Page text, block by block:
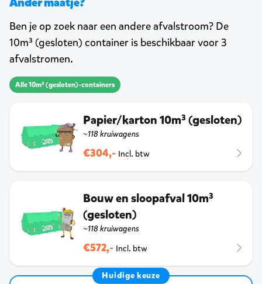
Ben je op zoek naar een andere afvalstroom? De
10m³ (gesloten) container is beschikbaar voor 3
afvalstromen.
Alle 10m³ (gesloten)-containers
Papier/karton 10m³ (gesloten)
~118 kruiwagens
€304,- Incl. btw
Bouw en sloopafval 10m³
(gesloten)
~118 kruiwagens
€572,- Incl. btw
Huidige keuze